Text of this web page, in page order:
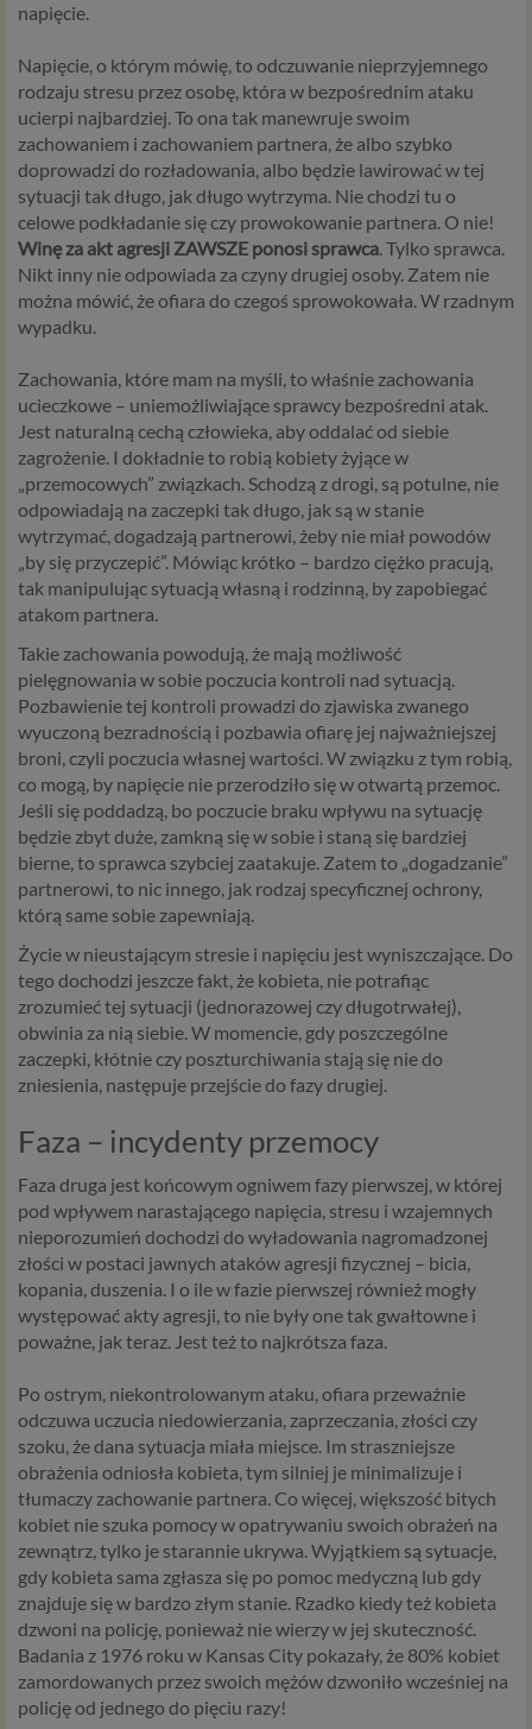
napięcie.
Napięcie, o którym mówię, to odczuwanie nieprzyjemnego
rodzaju stresu przez osobę, która w bezpośrednim ataku
ucierpi najbardziej. To ona tak manewruje swoim
zachowaniem i zachowaniem partnera, że albo szybko
doprowadzi do rozładowania, albo będzie lawirować w tej
sytuacji tak długo, jak długo wytrzyma. Nie chodzi tu o
celowe podkładanie się czy prowokowanie partnera. O nie!
Winę za akt agresji ZAWSZE ponosi sprawca. Tylko sprawca.
Nikt inny nie odpowiada za czyny drugiej osoby. Zatem nie
można mówić, że ofiara do czegoś sprowokowała. W rzadnym
wypadku.
Zachowania, które mam na myśli, to właśnie zachowania
ucieczkowe – uniemożliwiające sprawcy bezpośredni atak.
Jest naturalną cechą człowieka, aby oddalać od siebie
zagrożenie. I dokładnie to robią kobiety żyjące w
„przemocowych” związkach. Schodzą z drogi, są potulne, nie
odpowiadają na zaczepki tak długo, jak są w stanie
wytrzymać, dogadzają partnerowi, żeby nie miał powodów
„by się przyczepić”. Mówiąc krótko – bardzo ciężko pracują,
tak manipulując sytuacją własną i rodzinną, by zapobiegać
atakom partnera.
Takie zachowania powodują, że mają możliwość
pielęgnowania w sobie poczucia kontroli nad sytuacją.
Pozbawienie tej kontroli prowadzi do zjawiska zwanego
wyuczoną bezradnością i pozbawia ofiarę jej najważniejszej
broni, czyli poczucia własnej wartości. W związku z tym robią,
co mogą, by napięcie nie przerodziło się w otwartą przemoc.
Jeśli się poddadzą, bo poczucie braku wpływu na sytuację
będzie zbyt duże, zamkną się w sobie i staną się bardziej
bierne, to sprawca szybciej zaatakuje. Zatem to „dogadzanie”
partnerowi, to nic innego, jak rodzaj specyficznej ochrony,
którą same sobie zapewniają.
Życie w nieustającym stresie i napięciu jest wyniszczające. Do
tego dochodzi jeszcze fakt, że kobieta, nie potrafiąc
zrozumieć tej sytuacji (jednorazowej czy długotrwałej),
obwinia za nią siebie. W momencie, gdy poszczególne
zaczepki, kłótnie czy poszturchiwania stają się nie do
zniesienia, następuje przejście do fazy drugiej.
Faza – incydenty przemocy
Faza druga jest końcowym ogniwem fazy pierwszej, w której
pod wpływem narastającego napięcia, stresu i wzajemnych
nieporozumień dochodzi do wyładowania nagromadzonej
złości w postaci jawnych ataków agresji fizycznej – bicia,
kopania, duszenia. I o ile w fazie pierwszej również mogły
występować akty agresji, to nie były one tak gwałtowne i
poważne, jak teraz. Jest też to najkrótsza faza.
Po ostrym, niekontrolowanym ataku, ofiara przeważnie
odczuwa uczucia niedowierzania, zaprzeczania, złości czy
szoku, że dana sytuacja miała miejsce. Im straszniejsze
obrażenia odniosła kobieta, tym silniej je minimalizuje i
tłumaczy zachowanie partnera. Co więcej, większość bitych
kobiet nie szuka pomocy w opatrywaniu swoich obrażeń na
zewnątrz, tylko je starannie ukrywa. Wyjątkiem są sytuacje,
gdy kobieta sama zgłasza się po pomoc medyczną lub gdy
znajduje się w bardzo złym stanie. Rzadko kiedy też kobieta
dzwoni na policję, ponieważ nie wierzy w jej skuteczność.
Badania z 1976 roku w Kansas City pokazały, że 80% kobiet
zamordowanych przez swoich mężów dzwoniło wcześniej na
policję od jednego do pięciu razy!